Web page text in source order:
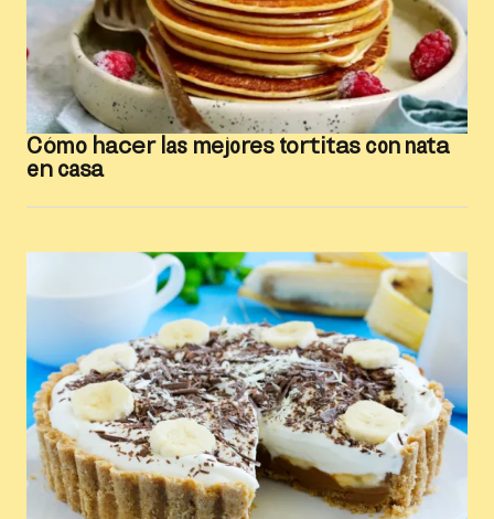
Cómo hacer las mejores tortitas con nata
en casa